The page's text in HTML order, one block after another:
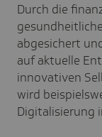
Durch die
abgesichert
auf aktuelle
innovativen
wird
Digitalisierung